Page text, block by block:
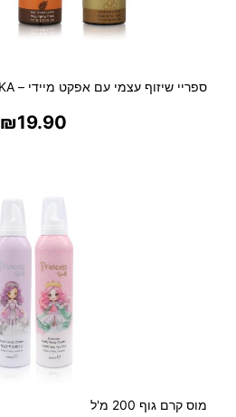
ספריי שיזוף עצמי עם אפקט מיידי – MOKA LOKA
₪19.90
מוס קרם גוף 200 מ'ל